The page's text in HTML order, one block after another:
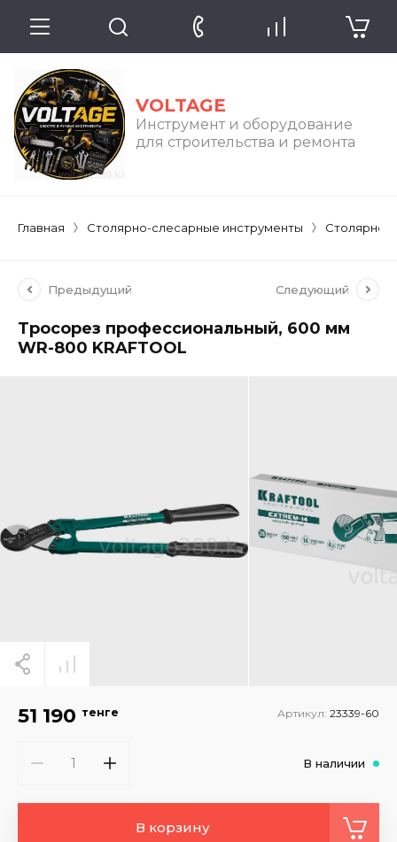
VOLTAGE
Инструмент и оборудование
для строительства и ремонта
Главная Столярно-слесарные инструменты Столярно-
Предыдущий Следующий
Тросорез профессиональный, 600 мм
WR-800 KRAFTOOL
51 190 тенге Артикул: 23339-60
В наличии
В корзину